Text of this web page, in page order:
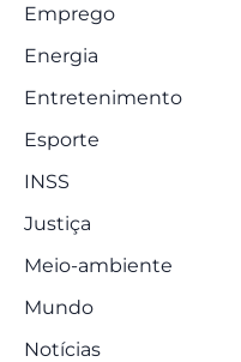
Emprego
Energia
Entretenimento
Esporte
INSS
Justiça
Meio-ambiente
Mundo
Notícias